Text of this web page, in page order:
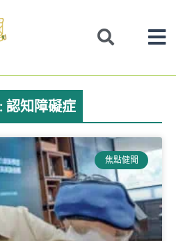
認知障礙症
焦點健聞
Page Page